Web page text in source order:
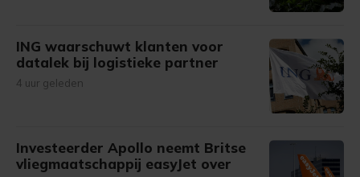
ING waarschuwt klanten voor
datalek bij logistieke partner
4 uur geleden
Investeerder Apollo neemt Britse
vliegmaatschappij easyJet over